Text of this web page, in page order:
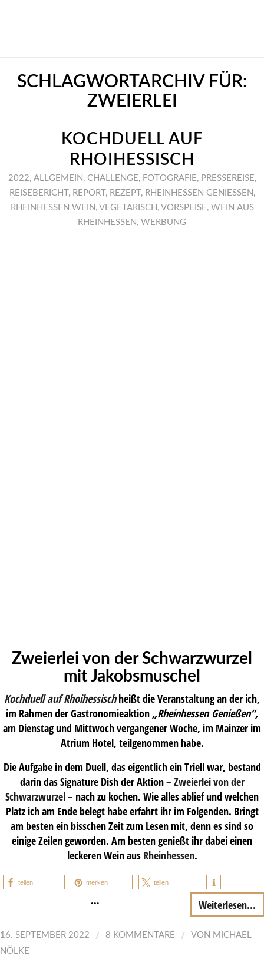
SCHLAGWORTARCHIV FÜR:
ZWEIERLEI
KOCHDUELL AUF
RHOIHESSISCH
2022, ALLGEMEIN , CHALLENGE, FOTOGRAFIE, PRESSEREISE,
REISEBERICHT , REPORT , REZEPT , RHEINHESSEN GENIESSEN
,
RHEINHESSEN WEIN , VEGETARISCH , VORSPEISE, WEIN AUS
RHEINHESSEN , WERBUNG
Zweierlei von der Schwarzwurzel
mit Jakobsmuschel
Kochduell auf Rhoihessischheißt die Veranstaltung an der ich,
im Rahmen der Gastronomieaktion „Rheinhessen Genießen“,
am Dienstag und Mittwoch vergangener Woche, im Mainzer im
Atrium Hotel, teilgenommen habe.
Die Aufgabe in dem Duell, das eigentlich ein Triell war, bestand
darin das Signature Dish der Aktion– Zweierlei von der
Schwarzwurzel – nach zu kochen. Wie alles ablief und welchen
Platz ich am Ende belegt habe erfahrt ihr im Folgenden. Bringt
am besten ein bisschen Zeit zum Lesen mit, denn es sind so
einige Zeilen geworden. Am besten genießt ihr dabei einen
leckeren Wein aus Rheinhessen.
teilen merken teilen
… Weiterlesen...
16. SEPTEMBER 2022 / 8 KOMMENTARE / VON MICHAEL
NÖLKE